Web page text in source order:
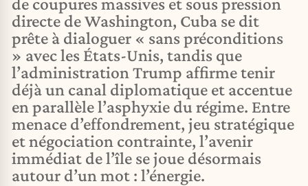
directe de Washington, Cuba se dit
prête à dialoguer « sans préconditions
» avec les États-Unis, tandis que
l’administration Trump affirme tenir
déjà un canal diplomatique et accentue
en parallèle l’asphyxie du régime. Entre
menace d’effondrement, jeu stratégique
et négociation contrainte, l’avenir
immédiat de l’île se joue désormais
autour d’un mot : l’énergie.